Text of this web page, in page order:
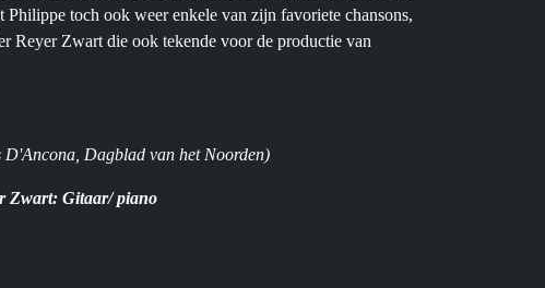
toch ook weer enkele van zijn favoriete chansons,
Reyer Zwart die ook tekende voor de productie van
Dagblad van het Noorden)
Zwart: Gitaar/ piano